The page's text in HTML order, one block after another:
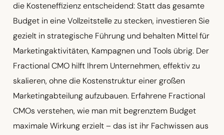
die Kosteneffizienz entscheidend: Statt das gesamte
Budget in eine Vollzeitstelle zu stecken, investieren Sie
gezielt in strategische Führung und behalten Mittel für
Marketingaktivitäten, Kampagnen und Tools übrig. Der
Fractional CMO hilft Ihrem Unternehmen, effektiv zu
skalieren, ohne die Kostenstruktur einer großen
Marketingabteilung aufzubauen. Erfahrene Fractional
CMOs verstehen, wie man mit begrenztem Budget
maximale Wirkung erzielt – das ist ihr Fachwissen aus